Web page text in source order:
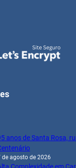
anos de Santa Rosa,
de agosto de 2026